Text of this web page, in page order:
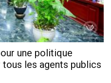
une politique
les agents publics